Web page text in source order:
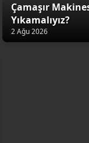
Çamaşır
Yıkamalıyız?
2 Ağu 2026